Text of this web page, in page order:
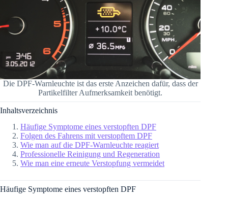
Die DPF-Warnleuchte ist das erste Anzeichen dafür, dass der
Partikelfilter Aufmerksamkeit benötigt.
Inhaltsverzeichnis
Häufige Symptome eines verstopften DPF
Folgen des Fahrens mit verstopftem DPF
Wie man auf die DPF-Warnleuchte reagiert
Professionelle Reinigung und Regeneration
Wie man eine erneute Verstopfung vermeidet
Häufige Symptome eines verstopften DPF